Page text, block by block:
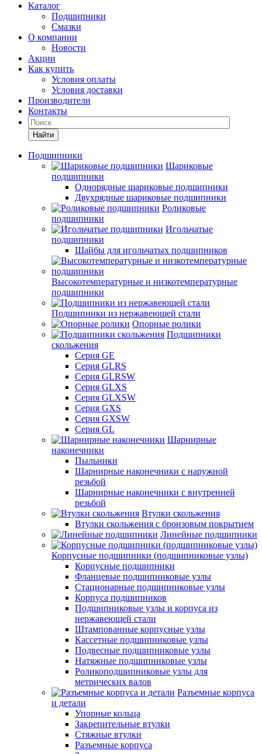
Каталог
Подшипники
Смазки
О компании
Новости
Акции
Как купить
Условия оплаты
Условия доставки
Производители
Контакты
Найти
Подшипники
Шариковые
подшипники
Однорядные шариковые подшипники
Двухрядные шариковые подшипники
Роликовые
подшипники
Игольчатые
подшипники
Шайбы для игольчатых подшипников
Высокотемпературные и низкотемпературные
подшипники
Подшипники из нержавеющей стали
Опорные ролики
Подшипники
скольжения
Серия GE
Серия GLRS
Серия GLRSW
Серия GLXS
Серия GLXSW
Серия GXS
Серия GXSW
Серия GL
Шарнирные
наконечники
Пыльники
Шарнирные наконечники с наружной
резьбой
Шарнирные наконечники с внутренней
резьбой
Втулки скольжения
Втулки скольжения с бронзовым покрытием
Линейные подшипники
Корпусные подшипники (подшипниковые узлы)
Корпусные подшипники
Фланцевые подшипниковые узлы
Стационарные подшипниковые узлы
Корпуса подшипников
Подшипниковые узлы и корпуса из
нержавеющей стали
Штампованные корпусные узлы
Кассетные подшипниковые узлы
Подвесные подшипниковые узлы
Натяжные подшипниковые узлы
Роликоподшипниковые узлы для
метрических валов
Разъемные корпуса
и детали
Упорные кольца
Закрепительные втулки
Стяжные втулки
Разъемные корпуса